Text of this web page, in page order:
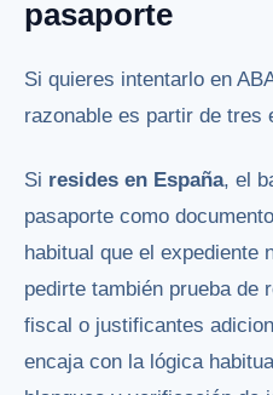
pasaporte
Si quieres intentarlo en
razonable es partir de tres
Si resides en España, el
pasaporte como
habitual que el expediente
pedirte también prueba de
fiscal o justificantes
encaja con la lógica